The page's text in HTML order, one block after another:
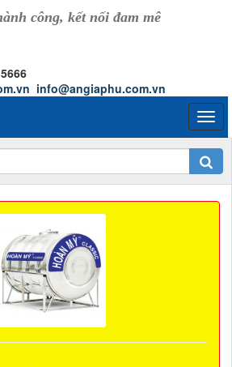
công, kết nối đam mê
info@angiaphu.com.vn